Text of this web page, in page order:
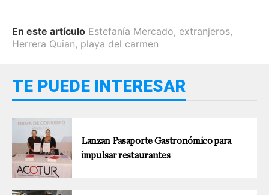
En este artículo Estefanía Mercado, extranjeros,
Herrera Quian, playa del carmen
TE PUEDE INTERESAR
Lanzan Pasaporte Gastronómico para
impulsar restaurantes